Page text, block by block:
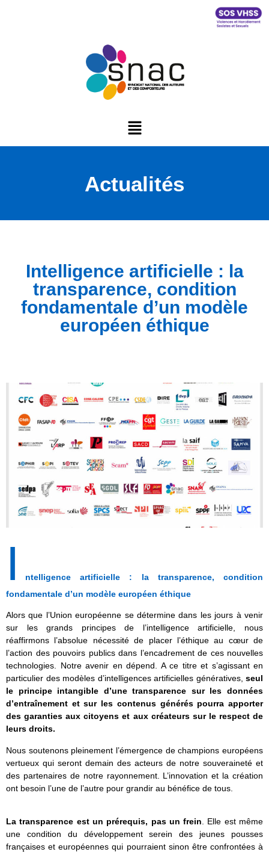
Actualités
Intelligence artificielle : la
transparence, condition
fondamentale d’un modèle
européen éthique
I
ntelligence artificielle : la transparence, condition
fondamentale d’un modèle européen éthique
Alors que l’Union européenne se détermine dans les jours à venir
sur les grands principes de l’intelligence artificielle, nous
réaffirmons l’absolue nécessité de placer l’éthique au cœur de
l’action des pouvoirs publics dans l’encadrement de ces nouvelles
technologies. Notre avenir en dépend. A ce titre et s’agissant en
particulier des modèles d’intelligences artificielles génératives, seul
le principe intangible d’une transparence sur les données
d’entraînement et sur les contenus générés pourra apporter
des garanties aux citoyens et aux créateurs sur le respect de
leurs droits.
Nous soutenons pleinement l’émergence de champions européens
vertueux qui seront demain des acteurs de notre souveraineté et
des partenaires de notre rayonnement. L’innovation et la création
ont besoin l’une de l’autre pour grandir au bénéfice de tous.
La transparence est un prérequis, pas un frein . Elle est même
une condition du développement serein des jeunes pousses
françaises et européennes qui pourraient sinon être confrontées à